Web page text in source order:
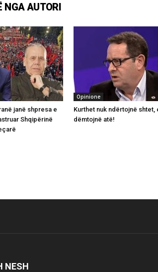
NGA AUTORI
janë shpresa e
Shqipërinë
Opinione
Kurthet nuk ndërtojnë shtet,
dëmtojnë atë!
NESH